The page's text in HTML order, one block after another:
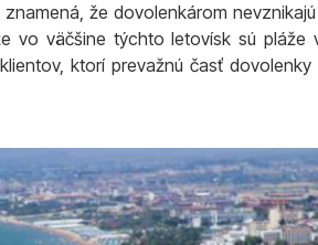
že dovolenkárom
vo väčšine týchto letovísk sú pláže
ktorí prevažnú časť